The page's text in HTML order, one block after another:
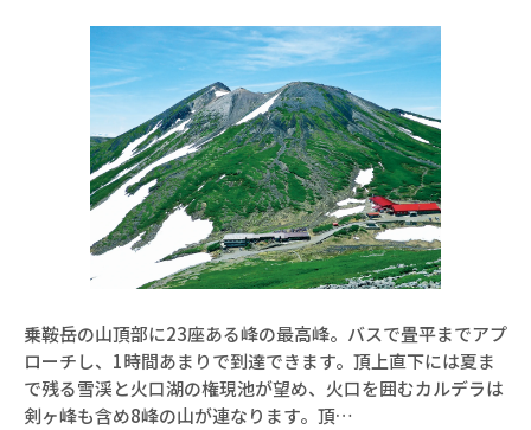
乗鞍岳の山頂部に23座ある峰の最高峰。バスで畳平までアプ
ローチし、1時間あまりで到達できます。頂上直下には夏ま
で残る雪渓と火口湖の権現池が望め、火口を囲むカルデラは
剣ヶ峰も含め8峰の山が連なります。頂…